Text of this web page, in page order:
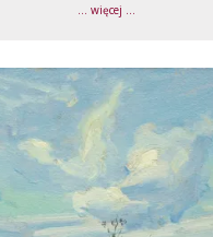
... więcej ...